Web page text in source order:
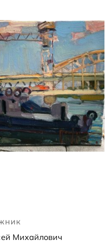
Михайлович